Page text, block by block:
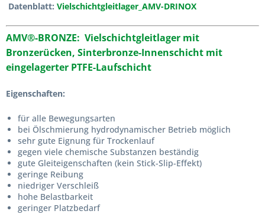
Datenblatt: Vielschichtgleitlager_AMV-DRINOX
AMV®-BRONZE: Vielschichtgleitlager mit
Bronzerücken, Sinterbronze-Innenschicht mit
eingelagerter PTFE-Laufschicht
Eigenschaften:
für alle Bewegungsarten
bei Ölschmierung hydrodynamischer Betrieb möglich
sehr gute Eignung für Trockenlauf
gegen viele chemische Substanzen beständig
gute Gleiteigenschaften (kein Stick-Slip-Effekt)
geringe Reibung
niedriger Verschleiß
hohe Belastbarkeit
geringer Platzbedarf